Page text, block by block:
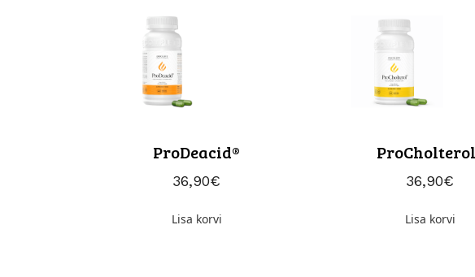
ProDeacid®
€
36,90
Lisa korvi
€
36,90
Lisa korvi